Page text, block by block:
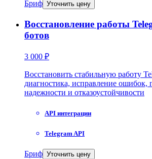
Бриф Уточнить цену
Восстановление работы
ботов
3 000 ₽
Восстановить стабильную работу
диагностика, исправление
надежности и отказоустойчивости
API интеграции
Telegram API
Бриф Уточнить цену